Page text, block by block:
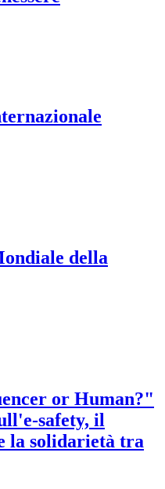
della
or Human?"
safety, il
la solidarietà tra